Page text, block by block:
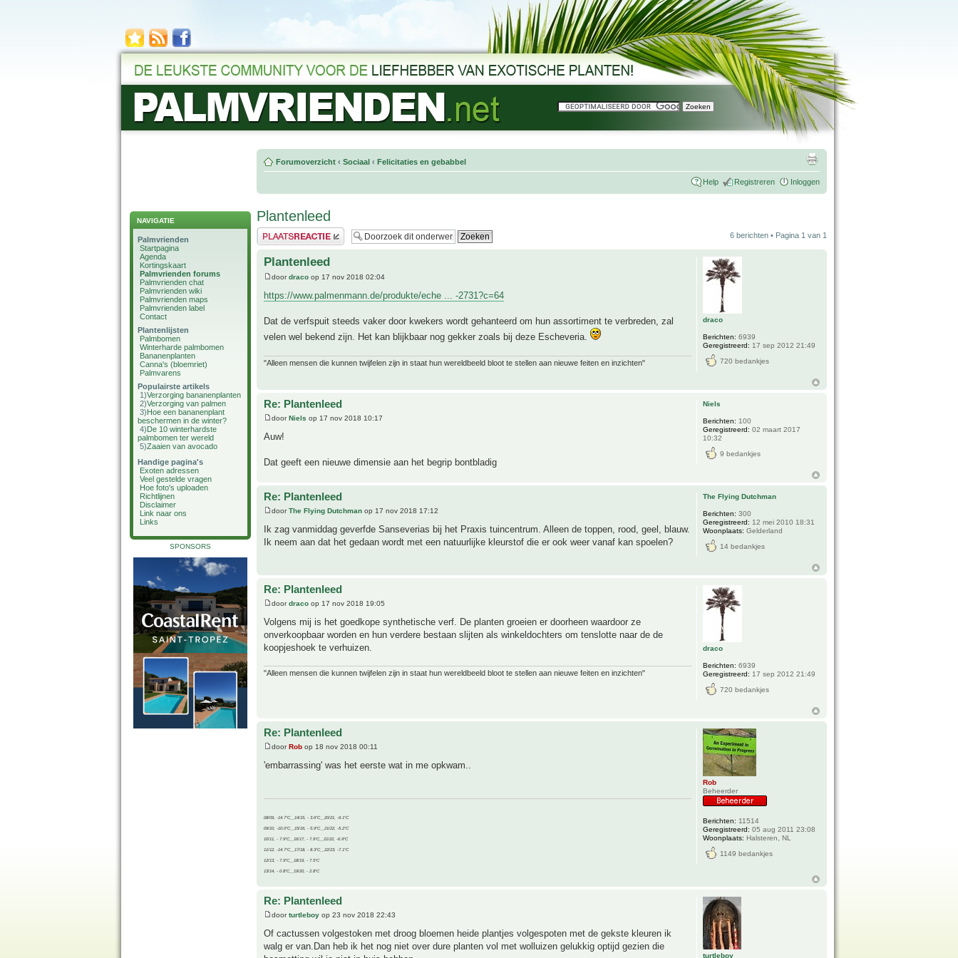
NAVIGATIE
Palmvrienden
Startpagina
Agenda
Kortingskaart
Palmvrienden forums
Palmvrienden chat
Palmvrienden wiki
Palmvrienden maps
Palmvrienden label
Contact
Plantenlijsten
Palmbomen
Winterharde palmbomen
Bananenplanten
Canna's (bloemriet)
Palmvarens
Populairste artikels
1)Verzorging bananenplanten
2)Verzorging van palmen
3)Hoe een bananenplant
beschermen in de winter?
4)De 10 winterhardste
palmbomen ter wereld
5)Zaaien van avocado
Handige pagina's
Exoten adressen
Veel gestelde vragen
Hoe foto's uploaden
Richtlijnen
Disclaimer
Link naar ons
Links
SPONSORS
Forumoverzicht ‹ Sociaal ‹ Felicitaties en gebabbel
Help Registreren Inloggen
Plantenleed
Plaats een reactie 6 berichten • Pagina 1 van 1
Plantenleed
doordraco op 17 nov 2018 02:04
https://www.palmenmann.de/produkte/eche ... -2731?c=64
Dat de verfspuit steeds vaker door kwekers wordt gehanteerd om hun assortiment te verbreden, zal
velen wel bekend zijn. Het kan blijkbaar nog gekker zoals bij deze Escheveria.
"Alleen mensen die kunnen twijfelen zijn in staat hun wereldbeeld bloot te stellen aan nieuwe feiten en inzichten"
draco
Berichten: 6939
Geregistreerd: 17 sep 2012 21:49
720 bedankjes
Re: Plantenleed
doorNiels op 17 nov 2018 10:17
Auw!
Dat geeft een nieuwe dimensie aan het begrip bontbladig
Niels
Berichten: 100
Geregistreerd: 02 maart 2017
10:32
9 bedankjes
Re: Plantenleed
doorThe Flying Dutchman op 17 nov 2018 17:12
Ik zag vanmiddag geverfde Sanseverias bij het Praxis tuincentrum. Alleen de toppen, rood, geel, blauw.
Ik neem aan dat het gedaan wordt met een natuurlijke kleurstof die er ook weer vanaf kan spoelen?
The Flying Dutchman
Berichten: 300
Geregistreerd: 12 mei 2010 18:31
Woonplaats: Gelderland
14 bedankjes
Re: Plantenleed
doordraco op 17 nov 2018 19:05
Volgens mij is het goedkope synthetische verf. De planten groeien er doorheen waardoor ze
onverkoopbaar worden en hun verdere bestaan slijten als winkeldochters om tenslotte naar de de
koopjeshoek te verhuizen.
"Alleen mensen die kunnen twijfelen zijn in staat hun wereldbeeld bloot te stellen aan nieuwe feiten en inzichten"
draco
Berichten: 6939
Geregistreerd: 17 sep 2012 21:49
720 bedankjes
Re: Plantenleed
doorRob op 18 nov 2018 00:11
'embarrassing' was het eerste wat in me opkwam..
08/09, -14.7°C__14/15, - 3.6°C__20/21, -9.1°C
09/10, -10.0°C__15/16, - 5.9°C__21/22, -5.2°C
10/11, - 7.9°C__16/17, - 7.9°C__21/22, -6.9°C
11/12, -14.7°C__17/18, - 8.3°C__22/23, -7.1°C
12/13, - 7.9°C__18/19, - 7.5°C
13/14, - 0.8°C__19/20, - 2.8°C
Rob
Beheerder
Berichten: 11514
Geregistreerd: 05 aug 2011 23:08
Woonplaats: Halsteren, NL
1149 bedankjes
Re: Plantenleed
doorturtleboy op 23 nov 2018 22:43
Of cactussen volgestoken met droog bloemen heide plantjes volgespoten met de gekste kleuren ik
walg er van.Dan heb ik het nog niet over dure planten vol met wolluizen gelukkig optijd gezien die
turtleboy